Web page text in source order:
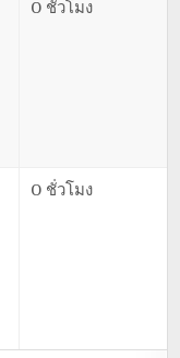
0 ชั่วโมง
0 ชั่วโมง